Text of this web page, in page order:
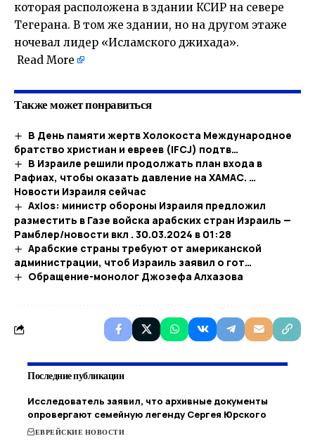
которая расположена в здании КСИР на севере
Тегерана. В том же здании, но на другом этаже
ночевал лидер «Исламского джихада».
Read More
Также может понравиться
В День памяти жертв Холокоста Международное
братство христиан и евреев (IFCJ) подтв…
В Израиле решили продолжать план входа в
Рафиах, чтобы оказать давление на ХАМАС. …​
Новости Израиля сейчас
Axios: министр обороны Израиля предложил
разместить в Газе войска арабских стран Израиль —
Рамблер/новости вкл . 30.03.2024 в 01:28
Арабские страны требуют от американской
администрации, чтоб Израиль заявил о гот…
Обращение-монолог Джозефа Алхазова
Последние публикации
Исследователь заявил, что архивные документы
опровергают семейную легенду Сергея Юрского
ЕВРЕЙСКИЕ НОВОСТИ